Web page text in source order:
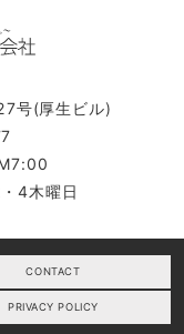
号(厚生ビル)
4木曜日
CONTACT
PRIVACY POLICY